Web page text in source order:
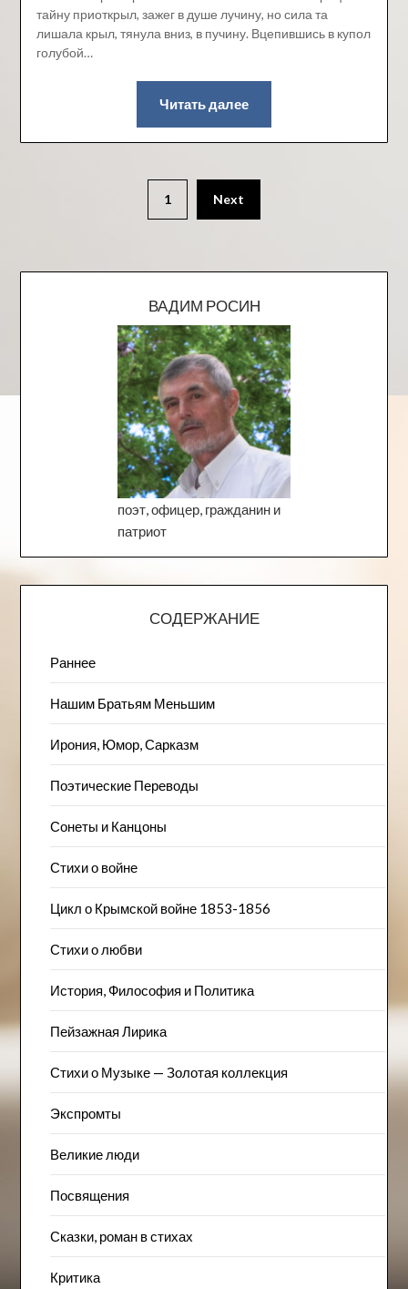
тайну приоткрыл, зажег в душе лучину, но сила та
лишала крыл, тянула вниз, в пучину. Вцепившись в купол
голубой…
Читать далее
1 Next
ВАДИМ РОСИН
поэт, офицер, гражданин и
патриот
СОДЕРЖАНИЕ
Раннее
Нашим Братьям Меньшим
Ирония, Юмор, Сарказм
Поэтические Переводы
Сонеты и Канцоны
Стихи о войне
Цикл о Крымской войне 1853-1856
Стихи о любви
История, Философия и Политика
Пейзажна​я Лирика
Стихи о Музыке — Золотая коллекция
Экспромты
Великие люди
Посвящения
Сказки, роман в стихах
Критика